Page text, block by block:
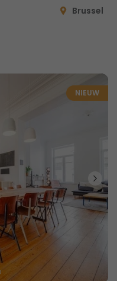
Brussel
NIEUW